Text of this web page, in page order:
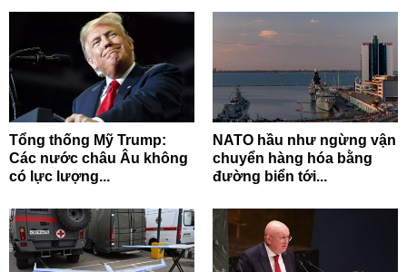
Tổng thống Mỹ Trump:
Các nước châu Âu không
có lực lượng...
NATO hầu như ngừng vận
chuyển hàng hóa bằng
đường biển tới...